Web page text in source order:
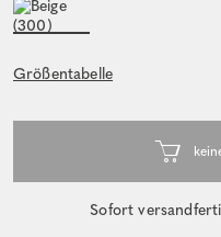
Größentabelle
Sofort